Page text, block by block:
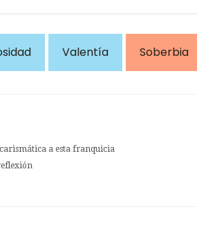
Valentía Soberbia
a esta franquicia